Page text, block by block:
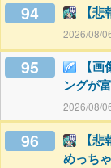
94 【
2026/08/
95
【
ングが
2026/08/
96
【
めっち